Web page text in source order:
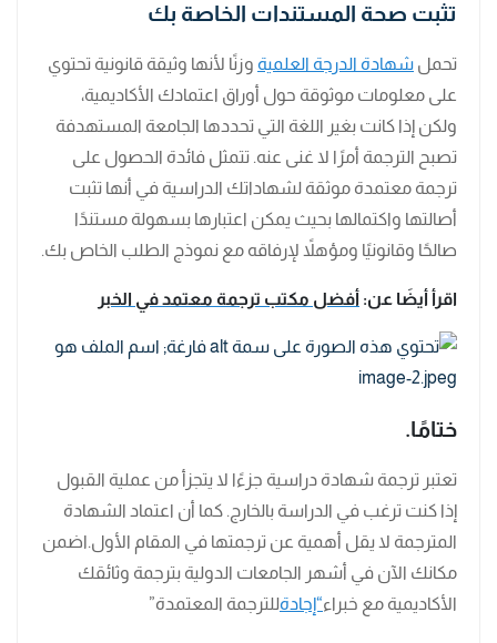
تثبت صحة المستندات الخاصة بك
تحمل شهادة الدرجة العلمية وزنًا لأنها وثيقة قانونية تحتوي
على معلومات موثوقة حول أوراق اعتمادك الأكاديمية،
ولكن إذا كانت بغير اللغة التي تحددها الجامعة المستهدفة
تصبح الترجمة أمرًا لا غنى عنه. تتمثل فائدة الحصول على
ترجمة معتمدة موثقة لشهاداتك الدراسية في أنها تثبت
أصالتها واكتمالها بحيث يمكن اعتبارها بسهولة مستندًا
صالحًا وقانونيًا ومؤهلاً لإرفاقه مع نموذج الطلب الخاص بك.
اقرأ أيضَا عن: أفضل مكتب ترجمة معتمد في الخبر
ختامًا.
تعتبر ترجمة شهادة دراسية جزءًا لا يتجزأ من عملية القبول
إذا كنت ترغب في الدراسة بالخارج. كما أن اعتماد الشهادة
المترجمة لا يقل أهمية عن ترجمتها في المقام الأول.اضمن
مكانك الآن في أشهر الجامعات الدولية بترجمة وثائقك
الأكاديمية مع خبراء“إجادةللترجمة المعتمدة”